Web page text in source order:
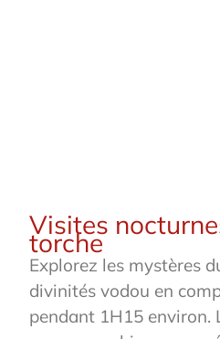
Visites
torche
Explorez les mystères
divinités vodou en
pendant 1H15 environ.